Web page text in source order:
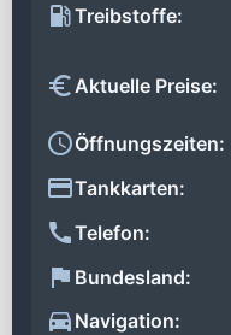
Treibstoffe:
Aktuelle Preise:
Öffnungszeiten:
Tankkarten:
Telefon:
Bundesland:
Navigation: